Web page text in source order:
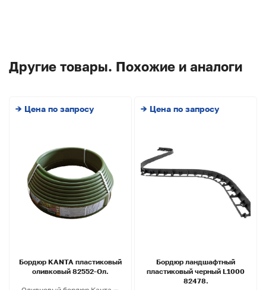
Другие товары. Похожие и аналоги
→ Цена по запросу
Бордюр KANTA пластиковый
оливковый 82552-Ол.
→ Цена по запросу
Бордюр ландшафтный
пластиковый черный L1000
82478.